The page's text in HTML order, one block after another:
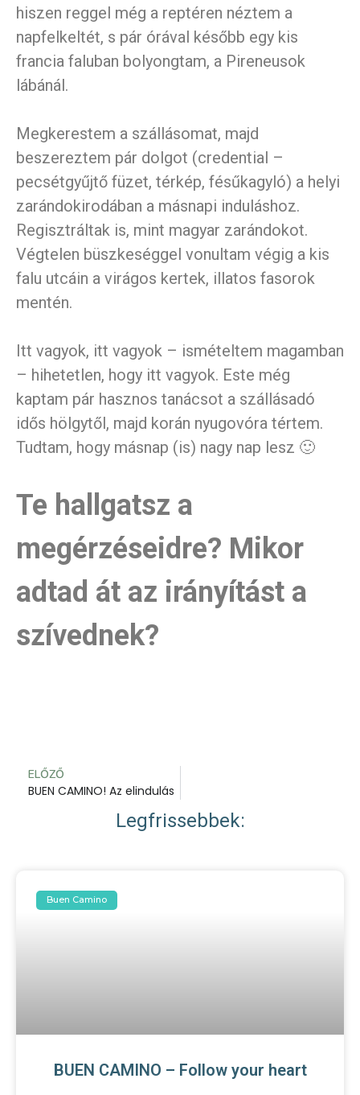
hiszen reggel még a reptéren néztem a
napfelkeltét, s pár órával később egy kis
francia faluban bolyongtam, a Pireneusok
lábánál.
Megkerestem a szállásomat, majd
beszereztem pár dolgot (credential –
pecsétgyűjtő füzet, térkép, fésűkagyló) a helyi
zarándokirodában a másnapi induláshoz.
Regisztráltak is, mint magyar zarándokot.
Végtelen büszkeséggel vonultam végig a kis
falu utcáin a virágos kertek, illatos fasorok
mentén.
Itt vagyok, itt vagyok – ismételtem magamban
– hihetetlen, hogy itt vagyok. Este még
kaptam pár hasznos tanácsot a szállásadó
idős hölgytől, majd korán nyugovóra tértem.
Tudtam, hogy másnap (is) nagy nap lesz 🙂
Te hallgatsz a
megérzéseidre? Mikor
adtad át az irányítást a
szívednek?
ELŐZŐ
BUEN CAMINO! Az elindulás
Legfrissebbek:
Buen Camino
BUEN CAMINO – Follow your heart